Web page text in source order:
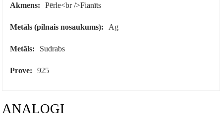
Akmens: Pērle<br />Fianīts
Metāls (pilnais nosaukums): Ag
Metāls: Sudrabs
Prove: 925
ANALOGI